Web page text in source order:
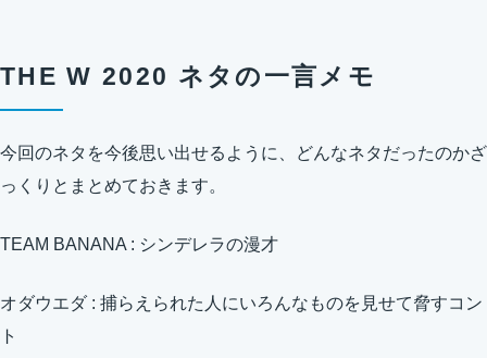
THE W 2020 ネタの一言メモ
今回のネタを今後思い出せるように、どんなネタだったのかざ
っくりとまとめておきます。
TEAM BANANA : シンデレラの漫才
オダウエダ : 捕らえられた人にいろんなものを見せて脅すコン
ト